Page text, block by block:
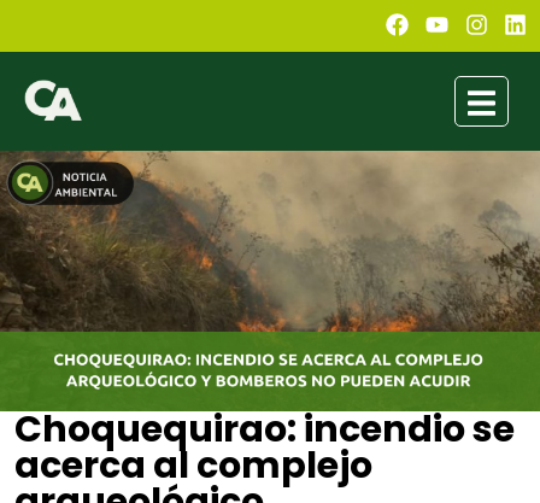
Choquequirao: incendio se
acerca al complejo